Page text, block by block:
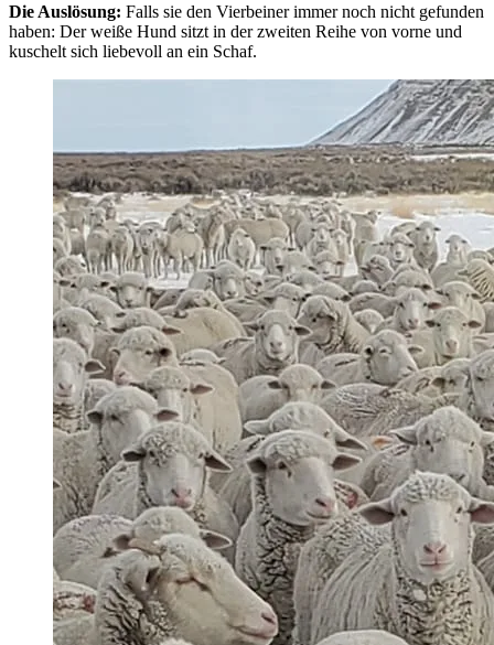
Die Auslösung: Falls sie den Vierbeiner immer noch nicht gefunden
haben: Derweiße Hund sitzt in der zweiten Reihe von vorne und
kuschelt sich liebevoll an ein Schaf.